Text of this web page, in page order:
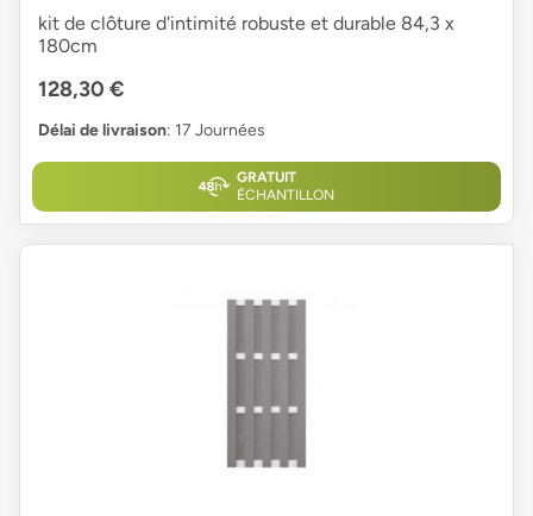
kit de clôture d'intimité robuste et durable 84,3 x
180cm
128,30 €
Délai de livraison: 17 Journées
GRATUIT
ÉCHANTILLON